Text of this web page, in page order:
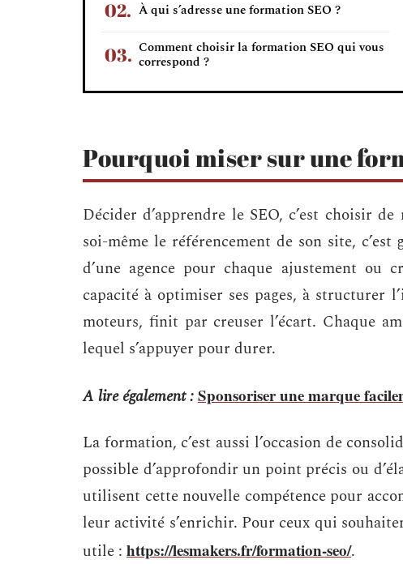
À qui s’adresse une formation SEO ?
Comment choisir la formation SEO qui vous
correspond ?
Pourquoi miser sur une
Décider d’apprendre le SEO, c’est choisir
soi-même le référencement de son site,
d’une agence pour chaque ajustement
capacité à optimiser ses pages, à structurer
moteurs, finit par creuser l’écart. Chaque
lequel s’appuyer pour durer.
A lire également :Sponsoriser une marque
La formation, c’est aussi l’occasion de
possible d’approfondir un point précis ou
utilisent cette nouvelle compétence pour
leur activité s’enrichir. Pour ceux qui
utile : https://lesmakers.fr/formation-seo/.